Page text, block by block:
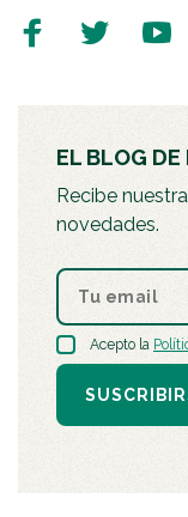
EL BLOG DE
Recibe
novedades.
Acepto la